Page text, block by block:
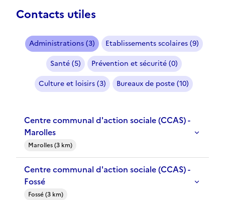
Contacts utiles
Administrations (3)
Etablissements scolaires (9)
Santé (5)
Prévention et sécurité (0)
Culture et loisirs (3)
Bureaux de poste (10)
Centre communal d'action sociale (CCAS) -
Marolles
Marolles (3 km)
Centre communal d'action sociale (CCAS) -
Fossé
Fossé (3 km)